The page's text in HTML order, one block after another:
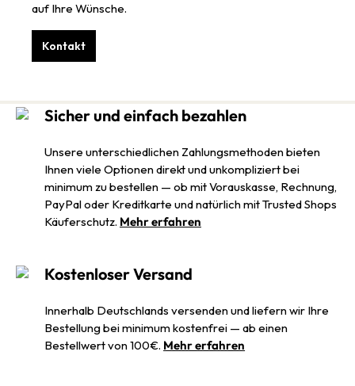
auf Ihre Wünsche.
Kontakt
Sicher und einfach bezahlen
Unsere unterschiedlichen Zahlungsmethoden bieten
Ihnen viele Optionen direkt und unkompliziert bei
minimum zu bestellen — ob mit Vorauskasse, Rechnung,
PayPal oder Kreditkarte und natürlich mit Trusted Shops
Käuferschutz. Mehr erfahren
Kostenloser Versand
Innerhalb Deutschlands versenden und liefern wir Ihre
Bestellung bei minimum kostenfrei — ab einen
Bestellwert von 100€. Mehr erfahren